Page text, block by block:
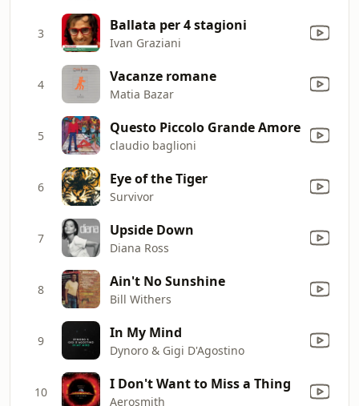
3 Ballata per 4 stagioni
Ivan Graziani
4 Vacanze romane
Matia Bazar
5 Questo Piccolo Grande Amore
claudio baglioni
6 Eye of the Tiger
Survivor
7 Upside Down
Diana Ross
8 Ain't No Sunshine
Bill Withers
9 In My Mind
Dynoro & Gigi D'Agostino
10 I Don't Want to Miss a Thing
Aerosmith